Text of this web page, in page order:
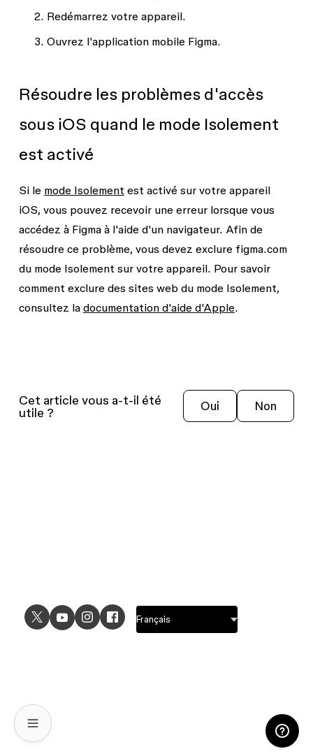
Redémarrez votre appareil.
Ouvrez l'application mobile Figma.
Résoudre les problèmes d'accès
sous iOS quand le mode Isolement
est activé
Si le mode Isolement est activé sur votre appareil
iOS, vous pouvez recevoir une erreur lorsque vous
accédez à Figma à l'aide d'un navigateur. Afin de
résoudre ce problème, vous devez exclure figma.com
du mode Isolement sur votre appareil. Pour savoir
comment exclure des sites web du mode Isolement,
consultez la documentation d'aide d'Apple.
Cet article vous a-t-il été
utile ?
Oui Non
Design UI
Design UX